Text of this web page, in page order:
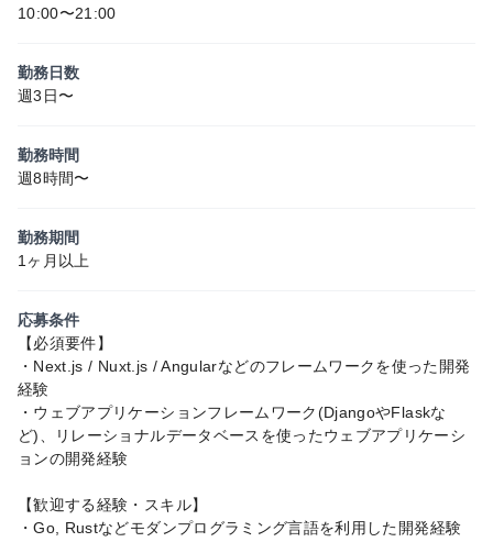
10:00〜21:00
勤務日数
週3日〜
勤務時間
週8時間〜
勤務期間
1ヶ月以上
応募条件
【必須要件】
・Next.js / Nuxt.js / Angularなどのフレームワークを使った開発
経験
・ウェブアプリケーションフレームワーク(DjangoやFlaskな
ど)、リレーショナルデータベースを使ったウェブアプリケーシ
ョンの開発経験
【歓迎する経験・スキル】
・Go, Rustなどモダンプログラミング言語を利用した開発経験